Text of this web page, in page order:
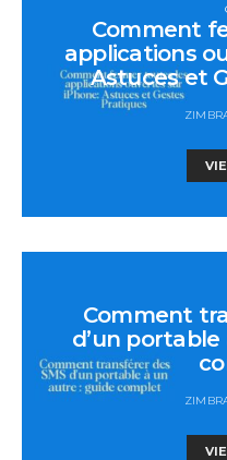
Comment
applications
Astuces et
Comment
d’un